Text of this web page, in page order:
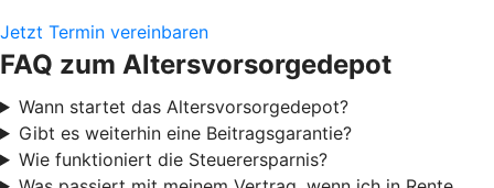
Jetzt Termin vereinbaren
FAQ zum Altersvorsorgedepot
Wann startet das Altersvorsorgedepot?
Gibt es weiterhin eine Beitragsgarantie?
Wie funktioniert die Steuerersparnis?